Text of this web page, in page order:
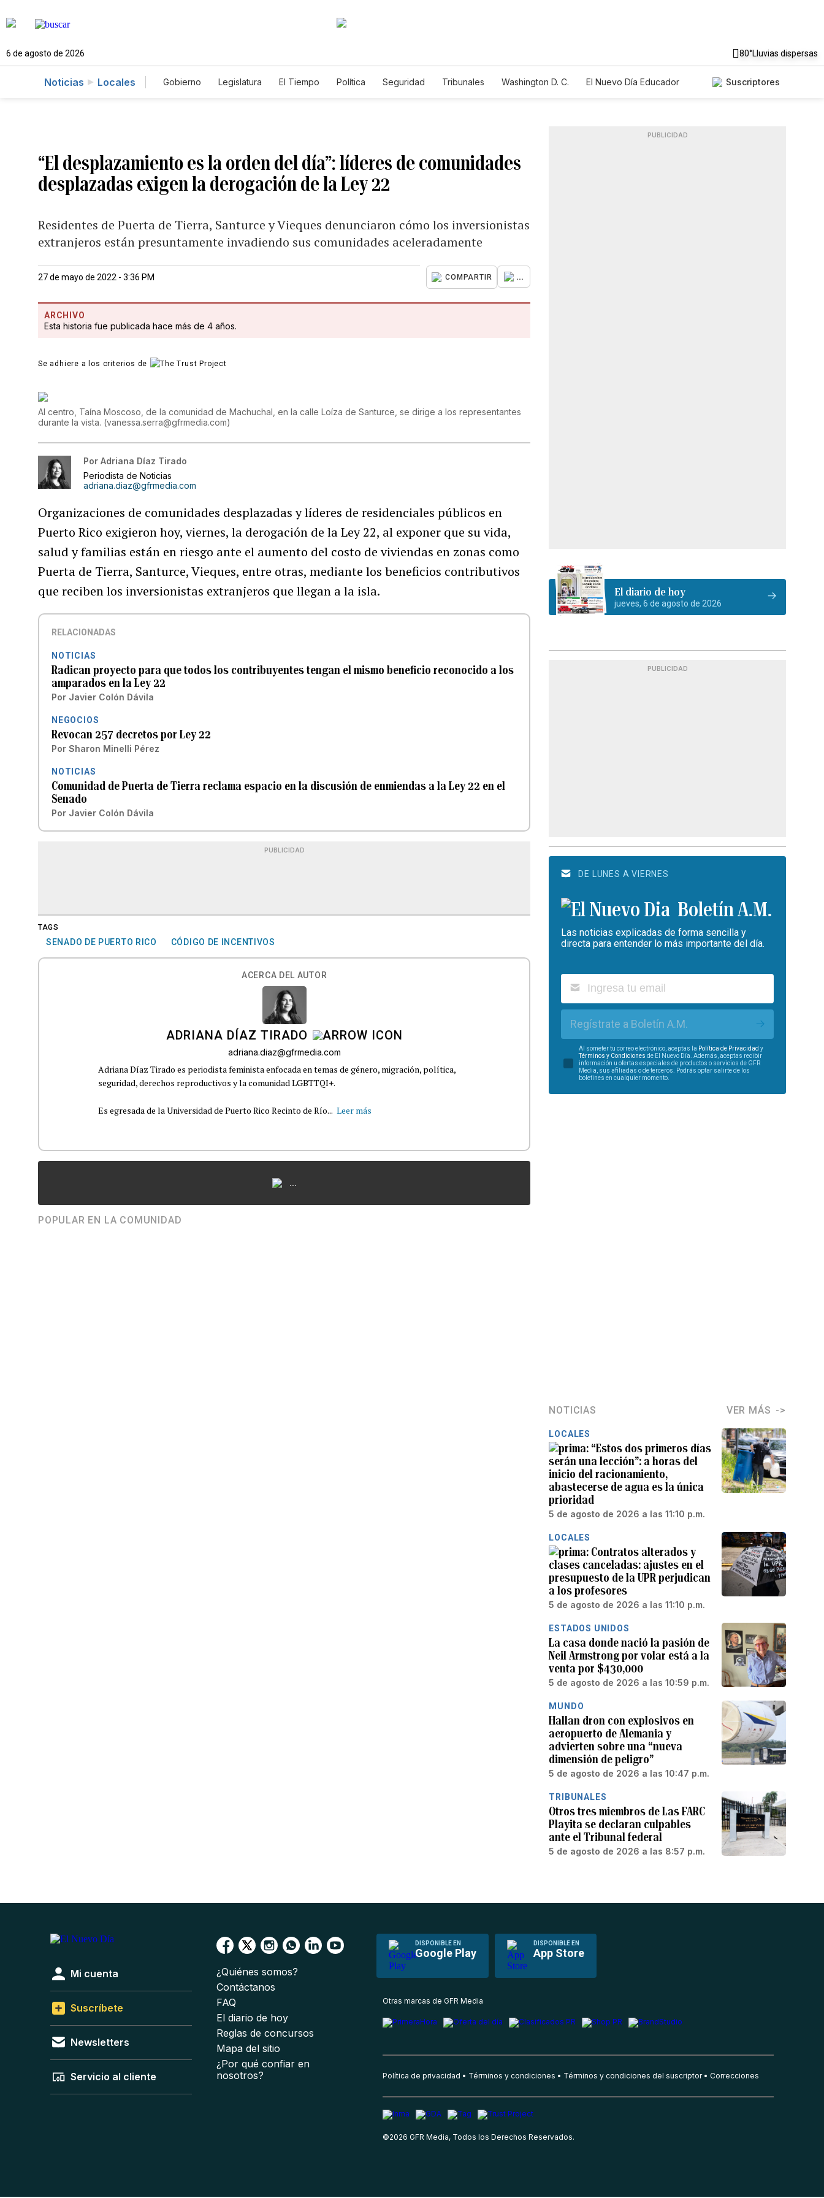
6 de agosto de 2026 80°Lluvias dispersas
Noticias Locales Gobierno Legislatura El Tiempo Política Seguridad Tribunales Washington D. C.
El Nuevo Día Educador
Suscriptores
“El desplazamiento es la orden del día”: líderes de comunidades
desplazadas exigen la derogación de la Ley 22
Residentes de Puerta de Tierra, Santurce y Vieques denunciaron cómo los inversionistas
extranjeros están presuntamente invadiendo sus comunidades aceleradamente
27 de mayo de 2022 - 3:36 PM COMPARTIR ...
ARCHIVO
Esta historia fue publicada hace más de 4 años.
Se adhiere a los criterios de
Al centro, Taína Moscoso, de la comunidad de Machuchal, en la calle Loíza de Santurce, se dirige a los representantes
durante la vista. (vanessa.serra@gfrmedia.com)
Por Adriana Díaz Tirado
Periodista de Noticias
adriana.diaz@gfrmedia.com
Organizaciones de comunidades desplazadas y líderes de residenciales públicos en
Puerto Rico exigieron hoy, viernes, la derogación de la Ley 22, al exponer que su vida,
salud y familias están en riesgo ante el aumento del costo de viviendas en zonas como
Puerta de Tierra, Santurce, Vieques, entre otras, mediante los beneficios contributivos
que reciben los inversionistas extranjeros que llegan a la isla.
RELACIONADAS
NOTICIAS
Radican proyecto para que todos los contribuyentes tengan el mismo beneficio reconocido a los
amparados en la Ley 22
Por Javier Colón Dávila
NEGOCIOS
Revocan 257 decretos por Ley 22
Por Sharon Minelli Pérez
NOTICIAS
Comunidad de Puerta de Tierra reclama espacio en la discusión de enmiendas a la Ley 22 en el
Senado
Por Javier Colón Dávila
PUBLICIDAD
TAGS
SENADO DE PUERTO RICO CÓDIGO DE INCENTIVOS
ACERCA DEL AUTOR
ADRIANA DÍAZ TIRADO
adriana.diaz@gfrmedia.com
Adriana Díaz Tirado es periodista feminista enfocada en temas de género, migración, política,
seguridad, derechos reproductivos y la comunidad LGBTTQI+.
Es egresada de la Universidad de Puerto Rico Recinto de Río... Leer más
...
POPULAR EN LA COMUNIDAD
PUBLICIDAD
El diario de hoy
jueves, 6 de agosto de 2026
PUBLICIDAD
DE LUNES A VIERNES
Boletín A.M.
Las noticias explicadas de forma sencilla y
directa para entender lo más importante del día.
Regístrate a Boletín A.M.
Al someter tu correo electrónico, aceptas la Política de Privacidad y
Términos y Condiciones de El Nuevo Día. Además, aceptas recibir
información u ofertas especiales de productos o servicios de GFR
Media, sus afiliadas o de terceros. Podrás optar salirte de los
boletines en cualquier momento.
NOTICIAS VER MÁS
LOCALES
“Estos dos primeros días
serán una lección”: a horas del
inicio del racionamiento,
abastecerse de agua es la única
prioridad
5 de agosto de 2026 a las 11:10 p.m.
LOCALES
Contratos alterados y
clases canceladas: ajustes en el
presupuesto de la UPR perjudican
a los profesores
5 de agosto de 2026 a las 11:10 p.m.
ESTADOS UNIDOS
La casa donde nació la pasión de
Neil Armstrong por volar está a la
venta por $430,000
5 de agosto de 2026 a las 10:59 p.m.
MUNDO
Hallan dron con explosivos en
aeropuerto de Alemania y
advierten sobre una “nueva
dimensión de peligro”
5 de agosto de 2026 a las 10:47 p.m.
TRIBUNALES
Otros tres miembros de Las FARC
Playita se declaran culpables
ante el Tribunal federal
5 de agosto de 2026 a las 8:57 p.m.
DISPONIBLE EN
Google Play
DISPONIBLE EN
App Store
Mi cuenta
Suscríbete
Newsletters
Servicio al cliente
¿Quiénes somos?
Contáctanos
FAQ
El diario de hoy
Reglas de concursos
Mapa del sitio
¿Por qué confiar en
nosotros?
Otras marcas de GFR Media
Política de privacidad Términos y condiciones Términos y condiciones del suscriptor Correcciones
©2026 GFR Media, Todos los Derechos Reservados.